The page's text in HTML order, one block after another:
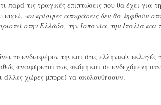
παρά τις τραγικές επιπτώσεις που θα έχει για
ευρώ, «οι κρίσιμες αποφάσεις δεν θα ληφθούν
στην Ελλάδα, την Ισπανία, την Ιταλία
το ενδιαφέρον της και στις ελληνικές εκλογές
αναφέρεται πως ακόμη και σε ενδεχόμενη
άλλες χώρες μπορεί να ακολουθήσουν.